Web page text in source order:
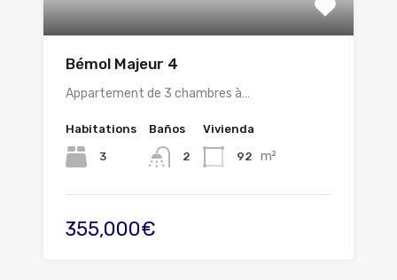
Bémol Majeur 4
Appartement de 3 chambres à…
Habitations
3
Baños
2
Vivienda
92 m²
355,000€